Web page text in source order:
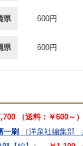
県 600円
県 600円
（送料：￥600～）
一刷
（洋泉社編集部